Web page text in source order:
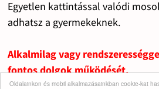
Oldalainkon és mobil alkalmazásainkban cookie-kat
Egyetlen kattintással valódi
adhatsz a gyermekeknek.
Alkalmilag vagy
fontos dolgok működését.